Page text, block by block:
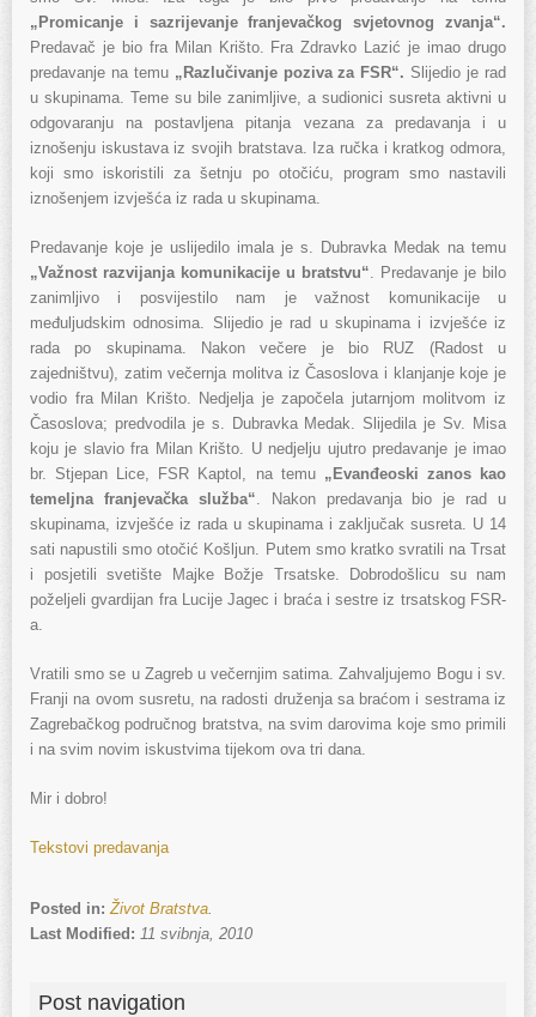
„Promicanje
i sazrijevanje franjevačkog svjetovnog zvanja“.
Predavač je bio fra Milan Krišto. Fra Zdravko Lazić je imao drugo
predavanje na temu „Razlučivanje poziva za FSR“. Slijedio je rad
u skupinama. Teme su bile zanimljive, a sudionici susreta aktivni u
odgovaranju na postavljena pitanja vezana za predavanja i u
iznošenju iskustava iz svojih bratstava. Iza ručka i kratkog odmora,
koji smo iskoristili za šetnju po otočiću, program smo nastavili
iznošenjem izvješća iz rada u skupinama.
Predavanje koje je uslijedilo imala je s. Dubravka Medak na temu
„Važnost razvijanja komunikacije u bratstvu“. Predavanje je bilo
zanimljivo i posvijestilo nam je važnost komunikacije u
međuljudskim odnosima. Slijedio je rad u skupinama i izvješće iz
rada po skupinama. Nakon večere je bio RUZ (Radost u
zajedništvu), zatim večernja molitva iz Časoslova i klanjanje koje je
vodio fra Milan Krišto. Nedjelja je započela jutarnjom molitvom iz
Časoslova; predvodila je s. Dubravka Medak. Slijedila je Sv. Misa
koju je slavio fra Milan Krišto. U nedjelju ujutro predavanje je imao
br. Stjepan Lice, FSR Kaptol, na temu „Evanđeoski zanos kao
temeljna franjevačka služba“. Nakon predavanja bio je rad u
skupinama, izvješće iz rada u skupinama i zaključak susreta. U 14
sati napustili smo otočić Košljun. Putem smo kratko svratili na Trsat
i posjetili svetište Majke Božje Trsatske. Dobrodošlicu su nam
poželjeli gvardijan fra Lucije Jagec i braća i sestre iz trsatskog FSR-
a.
Vratili smo se u Zagreb u večernjim satima. Zahvaljujemo Bogu i sv.
Franji na ovom susretu, na radosti druženja sa braćom i sestrama iz
Zagrebačkog područnog bratstva, na svim darovima koje smo primili
i na svim novim iskustvima tijekom ova tri dana.
Mir i dobro!
Tekstovi predavanja
Posted in:Život Bratstva.
Last Modified: 11 svibnja, 2010
Post navigation